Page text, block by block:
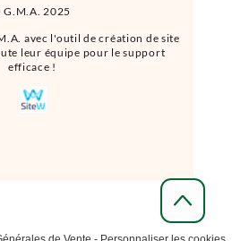
2025
avec l'outil de création de site
leur équipe pour le support
efficace !